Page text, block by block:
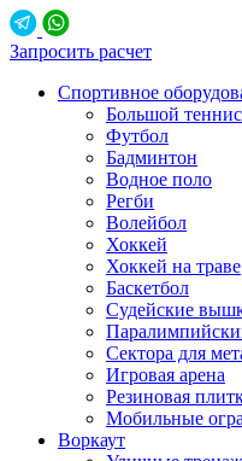
Запросить расчет
Спортивное
Большой теннис
Футбол
Бадминтон
Водное поло
Регби
Волейбол
Хоккей
Хоккей на траве
Баскетбол
Судейские
Сектора для
Игровая арена
Резиновая
Мобильные
Воркаут